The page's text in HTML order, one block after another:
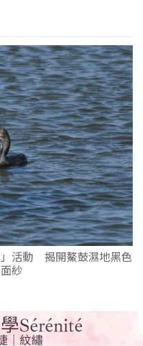
活動 揭開鰲鼓濕地黑色
紗